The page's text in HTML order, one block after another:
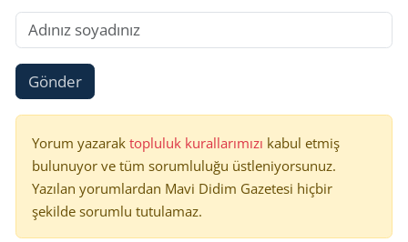
Gönder
Yorum yazarak topluluk kurallarımızı kabul etmiş
bulunuyor ve tüm sorumluluğu üstleniyorsunuz.
Yazılan yorumlardan Mavi Didim Gazetesi hiçbir
şekilde sorumlu tutulamaz.